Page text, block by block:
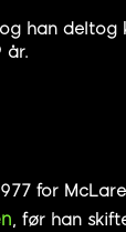
han
år.
for
, før han